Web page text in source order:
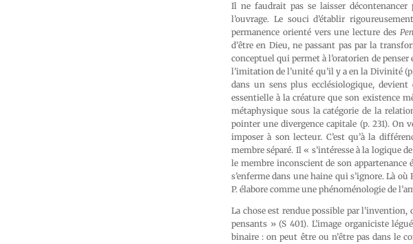
Il ne faudrait pas se laisser
l’ouvrage. Le souci d’établir
permanence orienté vers une lecture des
d’être en Dieu, ne passant pas par la
conceptuel qui permet à l’oratorien de
l’imitation de l’unité qu’il y a en la Divinité
dans un sens plus ecclésiologique,
essentielle à la créature que son existence
métaphysique sous la catégorie de la
pointer une divergence capitale (p. 231). On
imposer à son lecteur. C’est qu’à la
membre séparé. Il « s’intéresse à la logique
le membre inconscient de son appartenance
s’enferme dans une haine qui s’ignore. Là
P. élabore comme une phénoménologie de
La chose est rendue possible par
pensants » (S 401). L’image organiciste
binaire : on peut être ou n’être pas dans le